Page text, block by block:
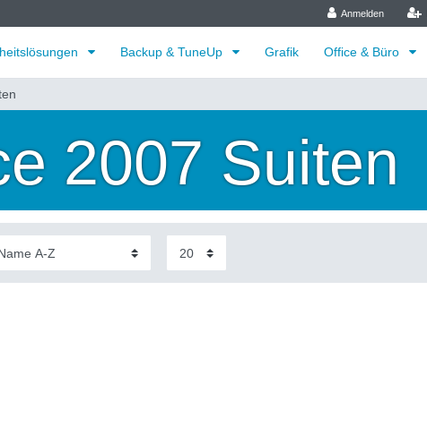
Anmelden
Backup & TuneUp Grafik Office & Büro
2007 Suiten